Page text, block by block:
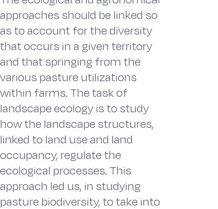
approaches should be linked so
as to account for the diversity
that occurs in a given territory
and that springing from the
various pasture utilizations
within farms. The task of
landscape ecology is to study
how the landscape structures,
linked to land use and land
occupancy, regulate the
ecological processes. This
approach led us, in studying
pasture biodiversity, to take into